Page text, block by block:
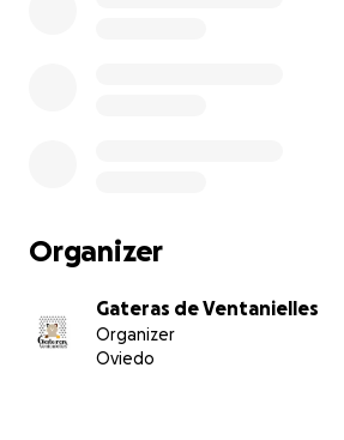
Organizer
Gateras de Ventanielles
Organizer
Oviedo